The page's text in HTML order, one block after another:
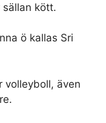
sällan kött.
ö kallas Sri
volleyboll, även